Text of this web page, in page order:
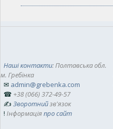
Наші контакти: Полтавська обл.
м. Гребінка
✉ admin@grebenka.com
☎ +38 (066) 372-49-57
✍ Зворотнийзв'язок
! Інформаціяпро сайт